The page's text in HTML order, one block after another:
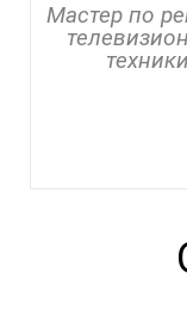
Мастер по
техники